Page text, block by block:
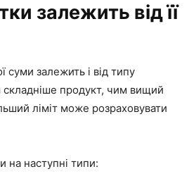
залежить від її
залежить і від типу
складніше продукт, чим вищий
ліміт може розраховувати
на наступні типи: